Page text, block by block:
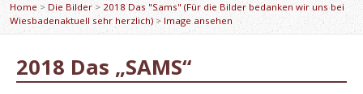
Home > Die Bilder> 2018 Das "Sams" (Für die Bilder bedanken wir uns bei
Wiesbadenaktuell sehr herzlich)> Image ansehen
2018 Das „SAMS“